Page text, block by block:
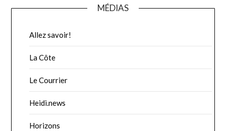
MÉDIAS
Allez savoir!
La Côte
Le Courrier
Heidi.news
Horizons